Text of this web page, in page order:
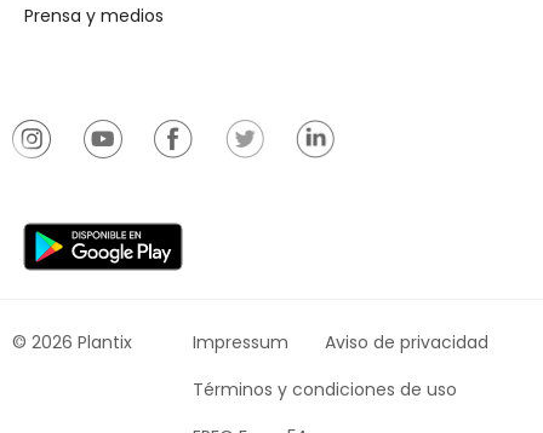
Prensa y medios
© 2026 Plantix Impressum
Aviso de privacidad
Términos y condiciones de uso